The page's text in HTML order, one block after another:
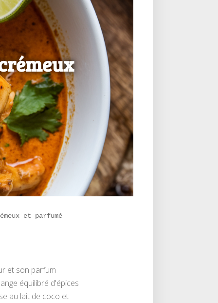
et parfumé
et son parfum
équilibré d'épices
au lait de coco et